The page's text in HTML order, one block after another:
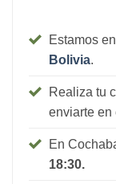
Estamos en
Bolivia.
Realiza tu
enviarte en
En
18:30.